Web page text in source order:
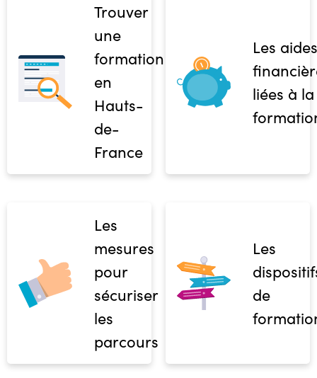
Trouver
une
formation
en
Hauts-
de-
France
Les aides
liées à la
Les
mesures
pour
sécuriser
les
parcours
Les
de